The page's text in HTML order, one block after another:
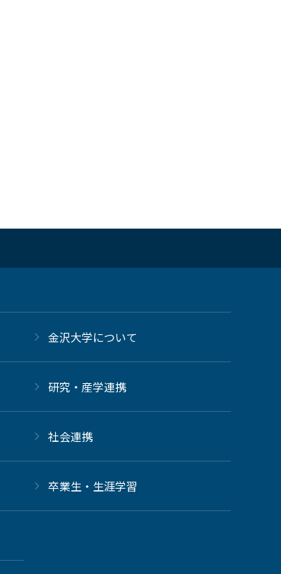
金沢大学について
研究・産学連携
社会連携
卒業生・生涯学習